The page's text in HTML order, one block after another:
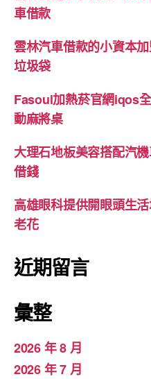
車借款
雲林汽車借款的小資本
垃圾袋
Fasoul加熱菸官網iqos
動麻將桌
大理石地板美容搭配汽
借錢
高雄眼科提供開眼頭生
老花
近期留言
彙整
2026 年 8 月
2026 年 7 月